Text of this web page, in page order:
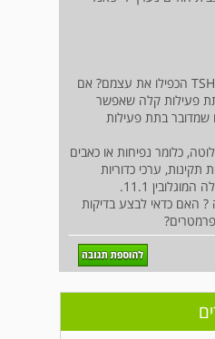
האם ייתכן שאכן ערכי ה- TSH הכפילו את עצמם? אם
פעילות קלה שאפשר
שמדובר בתת פעילות
כלומר נפיחות או כאבים
ערכי כדוריות
11.1.
האם כדאי לבצע בדיקות